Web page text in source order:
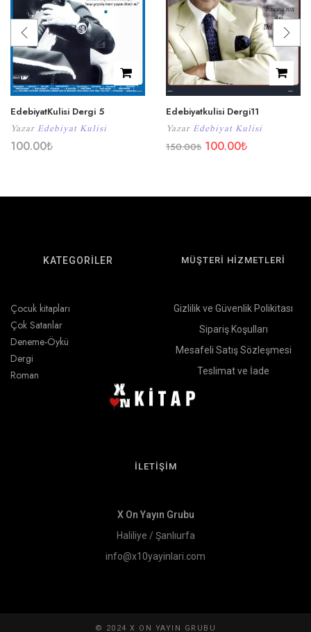
EdebiyatKulisi Dergi 5
Yazar Edebiyat Kulisi
100.00₺
Edebiyatkulisi Dergi11
Yazar Edebiyat Kulisi
150.00₺ 100.00₺
KATEGORİLER
Çocuk kitapları
Çok Satanlar
Deneme-Öykü
Dergi
Roman
MÜŞTERİ HİZMETLERİ
Gizlilik ve Güvenlik Polikitası
Sipariş Koşulları
Mesafeli Satış Sözleşmesi
Teslimat ve İade
İLETİŞİM
X On Yayın Grubu
Haliliye / Şanlıurfa
info@x10yayinlari.com
© 2024 X ON YAYIN GRUBU